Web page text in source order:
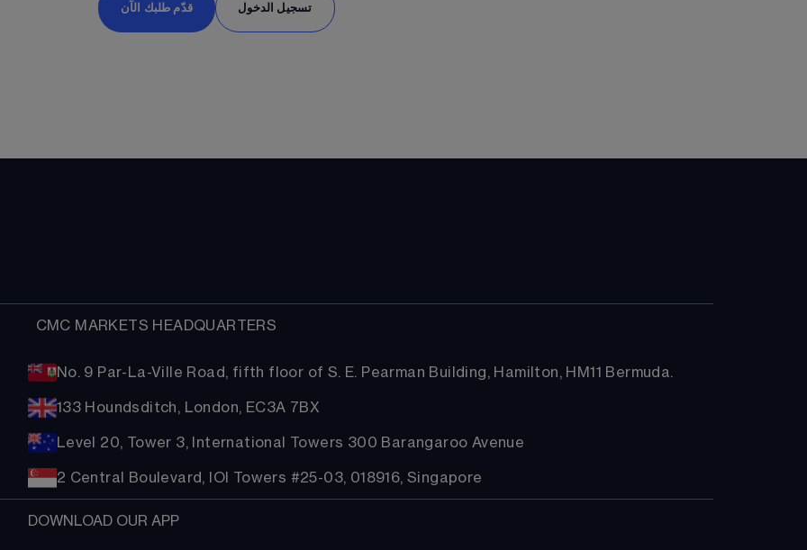
تسجيل الدخول قدّم طلبك الآن
  CMC MARKETS HEADQUARTERS
No. 9 Par-La-Ville Road, fifth floor of S. E. Pearman Building, Hamilton, HM11 Bermuda.
133 Houndsditch, London, EC3A 7BX
Level 20, Tower 3, International Towers 300 Barangaroo Avenue
2 Central Boulevard, IOI Towers #25-03, 018916, Singapore
DOWNLOAD OUR APP